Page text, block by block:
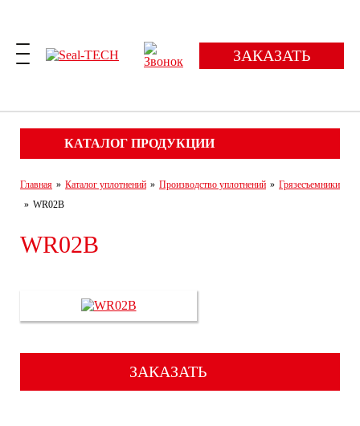
ЗАКАЗАТЬ
КАТАЛОГ ПРОДУКЦИИ
Главная » Каталог уплотнений » Производство уплотнений » Грязесъемники
» WR02B
WR02B
ЗАКАЗАТЬ